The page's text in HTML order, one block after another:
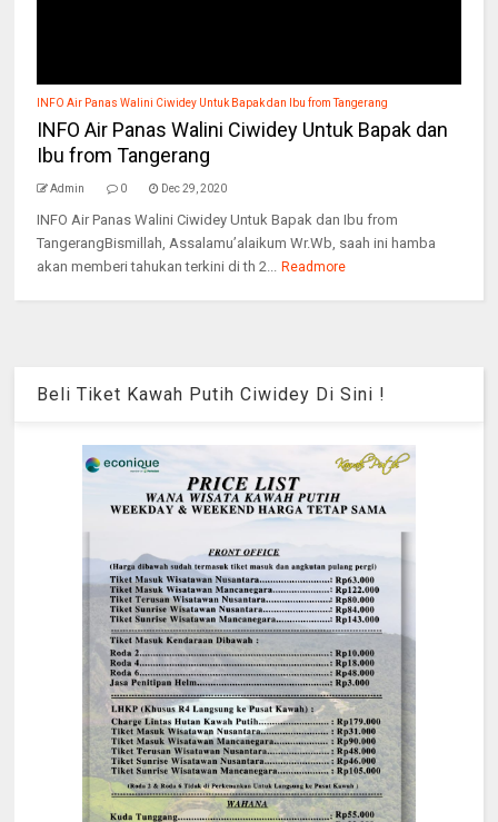
INFO Air Panas Walini Ciwidey Untuk Bapak dan Ibu from Tangerang
INFO Air Panas Walini Ciwidey Untuk Bapak dan
Ibu from Tangerang
Admin 0 Dec 29, 2020
INFO Air Panas Walini Ciwidey Untuk Bapak dan Ibu from
TangerangBismillah, Assalamu’alaikum Wr.Wb, saah ini hamba
akan memberi tahukan terkini di th 2... Readmore
Beli Tiket Kawah Putih Ciwidey Di Sini !